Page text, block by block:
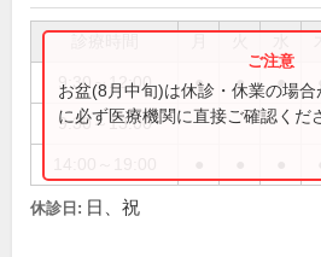
9:30～12:00 ● ● ●
9:30～13:00
お盆(8月中旬)は休診・休業の場
に必ず医療機関に直接ご確認くだ
休診日: 日、祝